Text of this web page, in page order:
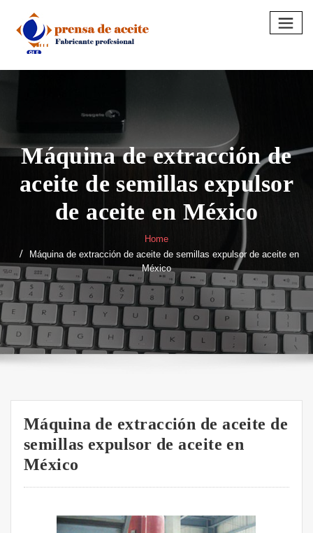
content
Máquina de extracción de
aceite de semillas expulsor
de aceite en México
Home
Máquina de extracción de aceite de semillas expulsor de aceite en
México
Máquina de extracción de aceite de
semillas expulsor de aceite en
México